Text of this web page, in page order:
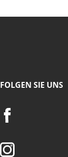
FOLGEN SIE UNS